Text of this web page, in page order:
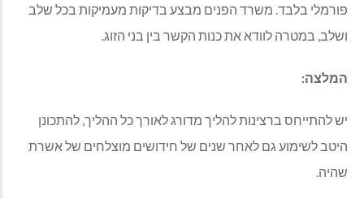
פורמלי בלבד. משרד הפנים מבצע בדיקות מעמיקות בכל שלב
ושלב, במטרה לוודא את כנות הקשר בין בני הזוג.
המלצה:
יש להתייחס ברצינות להליך מדורג לאורך כל ההליך, להתכונן
היטב לשימוע גם לאחר שנים של חידושים מוצלחים של אשרת
שהיה.